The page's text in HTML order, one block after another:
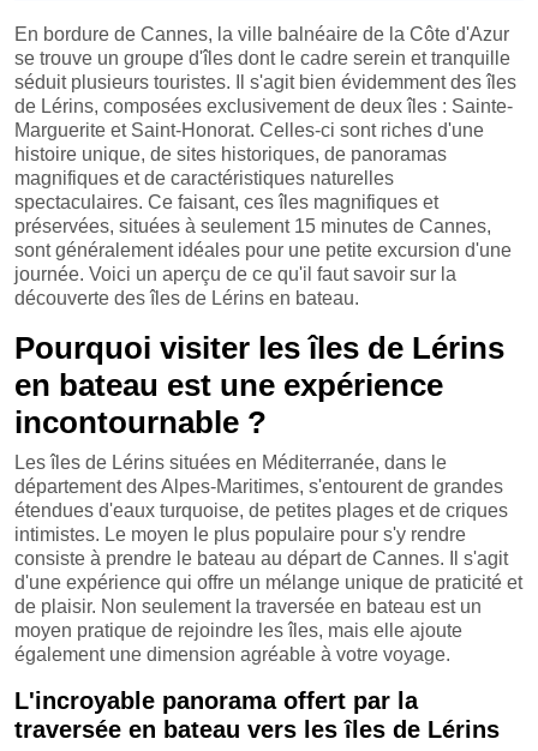
En bordure de Cannes, la ville balnéaire de la Côte d'Azur
se trouve un groupe d'îles dont le cadre serein et tranquille
séduit plusieurs touristes. Il s'agit bien évidemment des îles
de Lérins, composées exclusivement de deux îles : Sainte-
Marguerite et Saint-Honorat. Celles-ci sont riches d'une
histoire unique, de sites historiques, de panoramas
magnifiques et de caractéristiques naturelles
spectaculaires. Ce faisant, ces îles magnifiques et
préservées, situées à seulement 15 minutes de Cannes,
sont généralement idéales pour une petite excursion d'une
journée. Voici un aperçu de ce qu'il faut savoir sur la
découverte des îles de Lérins en bateau.
Pourquoi visiter les îles de Lérins
en bateau est une expérience
incontournable ?
Les îles de Lérins situées en Méditerranée, dans le
département des Alpes-Maritimes, s'entourent de grandes
étendues d'eaux turquoise, de petites plages et de criques
intimistes. Le moyen le plus populaire pour s'y rendre
consiste à prendre le bateau au départ de Cannes. Il s'agit
d'une expérience qui offre un mélange unique de praticité et
de plaisir. Non seulement la traversée en bateau est un
moyen pratique de rejoindre les îles, mais elle ajoute
également une dimension agréable à votre voyage.
L'incroyable panorama offert par la
traversée en bateau vers les îles de Lérins